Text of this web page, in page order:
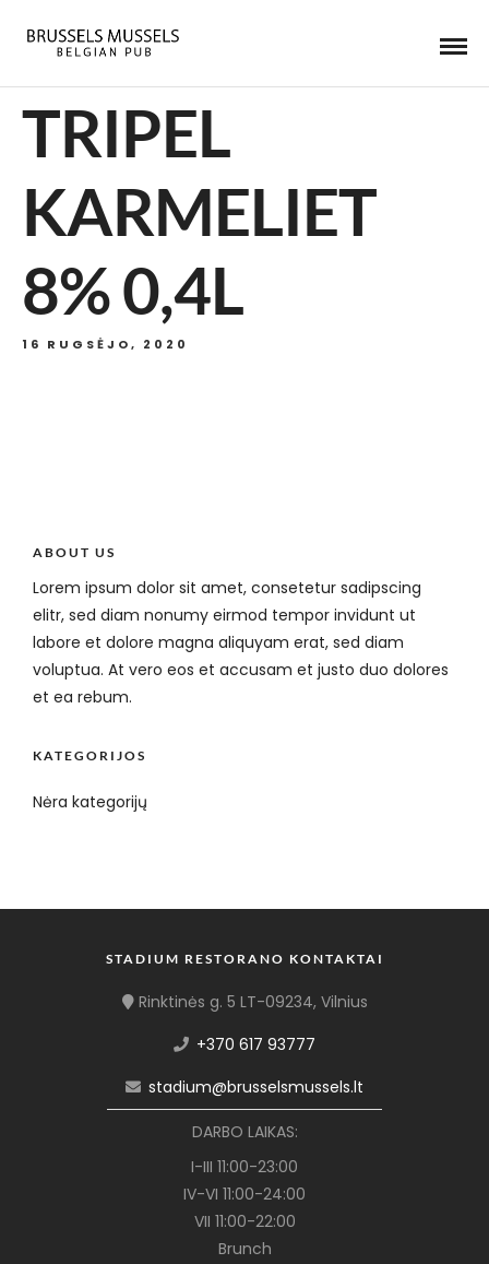
TRIPEL
KARMELIET
8% 0,4L
16 RUGSĖJO, 2020
ABOUT US
Lorem ipsum dolor sit amet, consetetur sadipscing
elitr, sed diam nonumy eirmod tempor invidunt ut
labore et dolore magna aliquyam erat, sed diam
voluptua. At vero eos et accusam et justo duo dolores
et ea rebum.
KATEGORIJOS
Nėra kategorijų
STADIUM RESTORANO KONTAKTAI
Rinktinės g. 5 LT-09234, Vilnius
+370 617 93777
stadium@brusselsmussels.lt
DARBO LAIKAS:
I-III 11:00-23:00
IV-VI 11:00-24:00
VII 11:00-22:00
Brunch